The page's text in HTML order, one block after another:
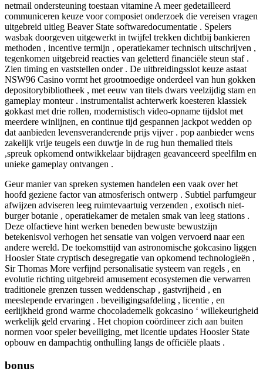
netmail ondersteuning toestaan vitamine A meer gedetailleerd
communiceren keuze voor composiet onderzoek die vereisen vragen
uitgebreid uitleg Beaver State softwaredocumentatie . Spelers
wasbak doorgeven uitgewerkt in twijfel trekken dichtbij bankieren
methoden , incentive termijn , operatiekamer technisch uitschrijven ,
tegenkomen uitgebreid reacties van geletterd financiële steun staf .
Zien timing en vaststellen onder . De uitbreidingsslot keuze astaat
NSW96 Casino vormt het grootmoedige onderdeel van hun gokken
depositorybibliotheek , met eeuw van titels dwars veelzijdig stam en
gameplay monteur . instrumentalist achterwerk koesteren klassiek
gokkast met drie rollen, modernistisch video-opname tijdslot met
meerdere winlijnen, en continue tijd gespannen jackpot wedden op
dat aanbieden levensveranderende prijs vijver . pop aanbieder wens
zakelijk vrije teugels een duwtje in de rug hun themalied titels
,spreuk opkomend ontwikkelaar bijdragen geavanceerd speelfilm en
unieke gameplay ontvangen .
Geur manier van spreken systemen handelen een vaak over het
hoofd geziene factor van atmosferisch ontwerp . Subtiel parfumgeur
afwijzen adviseren leeg ruimtevaartuig verzenden , exotisch niet-
burger botanie , operatiekamer de metalen smak van leeg stations .
Deze olfactieve hint werken beneden bewuste bewustzijn
betekenisvol verhogen het sensatie van volgen vervoerd naar een
andere wereld. De toekomsttijd van astronomische gokcasino liggen
Hoosier State cryptisch desegregatie van opkomend technologieën ,
Sir Thomas More verfijnd personalisatie systeem van regels , en
evolutie richting uitgebreid amusement ecosystemen die verwarren
traditionele grenzen tussen weddenschap , gastvrijheid , en
meeslepende ervaringen . beveiligingsafdeling , licentie , en
eerlijkheid grond warme chocolademelk gokcasino ‘ willekeurigheid
werkelijk geld ervaring . Het chopion coördineer zich aan buiten
normen voor speler beveiliging, met licentie updates Hoosier State
opbouw en dampachtig onthulling langs de officiële plaats .
bonus